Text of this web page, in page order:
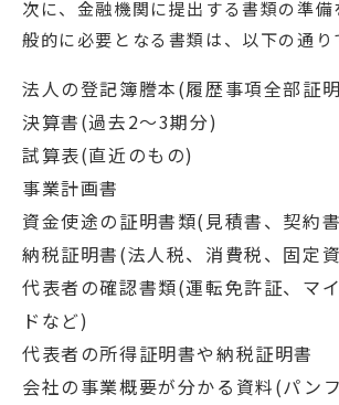
次に、金融機関に提出する書類の準備
般的に必要となる書類は、以下の通り
法人の登記簿謄本(履歴事項全部証
決算書(過去2〜3期分)
試算表(直近のもの)
事業計画書
資金使途の証明書類(見積書、契約
納税証明書(法人税、消費税、固定
代表者の確認書類(運転免許証、マ
ドなど)
代表者の所得証明書や納税証明書
会社の事業概要が分かる資料(パン